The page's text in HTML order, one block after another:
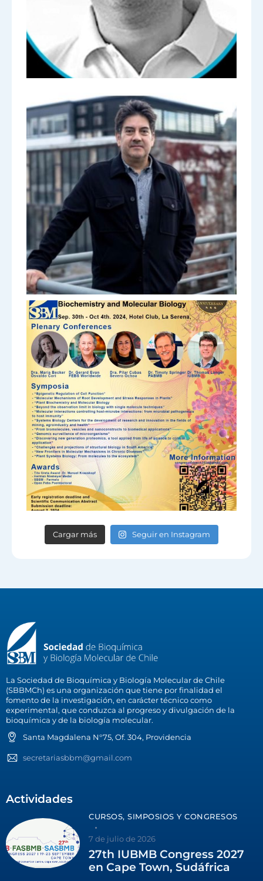
Cargar más Seguir en Instagram
La Sociedad de Bioquímica y Biología Molecular de Chile
(SBBMCh) es una organización que tiene por finalidad el
fomento de la investigación, en carácter técnico como
experimental, que conduzca al progreso y divulgación de la
bioquímica y de la biología molecular.
Santa Magdalena N°75, Of. 304, Providencia
secretariasbbm@gmail.com
Actividades
CURSOS, SIMPOSIOS Y CONGRESOS
7 de julio de 2026
27th IUBMB Congress 2027
en Cape Town, Sudáfrica